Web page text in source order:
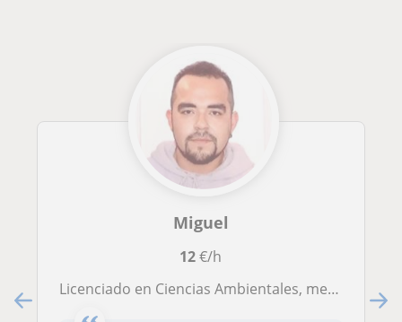
Miguel
12€/h
Licenciado en Ciencias Ambientales, me gusta mucho transmitir mis conocimientos. Conocimiento en todas las ciencias naturales.